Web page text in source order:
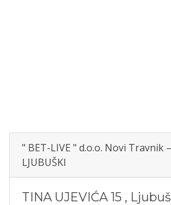
" BET-LIVE " d.o.o. Novi Travnik
LJUBUŠKI
TINA UJEVIĆA 15 ,